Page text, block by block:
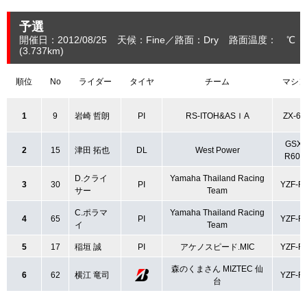
予選
開催日：2012/08/25 天候：Fine 路面：Dry
路面温度： ℃
(3.737km)
順位 No ライダー タイヤ チーム マシン
1 9 岩崎 哲朗 PI RS-ITOH&ASＩA ZX-6R
2 15 津田 拓也 DL West Power
GSX-
R600
3 30
D.クライ
サー
PI
Yamaha Thailand Racing
Team
YZF-
4 65
C.ポラマ
イ
PI
Yamaha Thailand Racing
Team
YZF-
5 17 稲垣 誠 PI アケノスピード.MIC YZF-
6 62 横江 竜司
森のくまさん MIZTEC 仙
台
YZF-